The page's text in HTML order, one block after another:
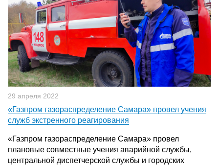
29 апреля 2022
«Газпром газораспределение Самара» провел учения
служб экстренного реагирования
«Газпром газораспределение Самара» провел
плановые совместные учения аварийной службы,
центральной диспетчерской службы и городских